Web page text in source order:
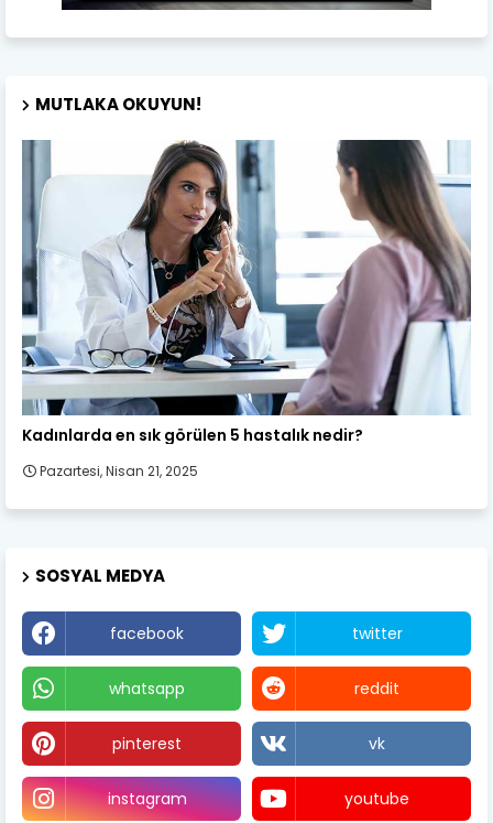
MUTLAKA OKUYUN!
Kadın Sağlığı
Kadınlarda en sık görülen 5 hastalık nedir?
Pazartesi, Nisan 21, 2025
SOSYAL MEDYA
facebook twitter
whatsapp reddit
pinterest vk
instagram youtube